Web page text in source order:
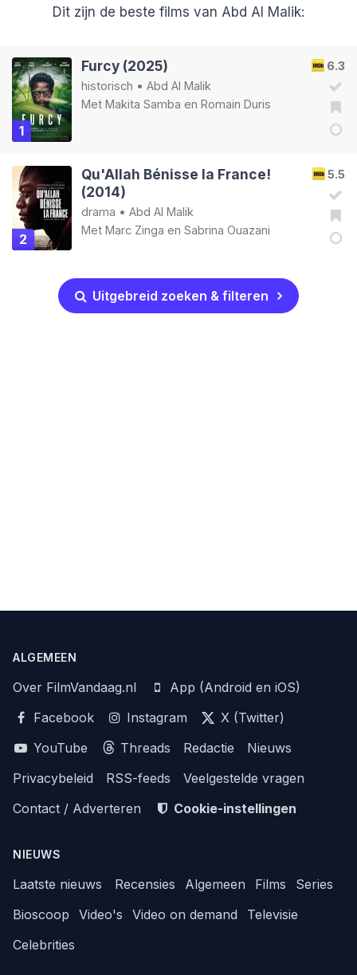
Dit zijn de beste films van Abd Al Malik:
1
6.3
Furcy (2025)
historisch • Abd Al Malik
Met Makita Samba en Romain Duris
2
5.5
Qu'Allah Bénisse la France!
(2014)
drama • Abd Al Malik
Met Marc Zinga en Sabrina Ouazani
Uitgebreid zoeken & filteren
ALGEMEEN
Over FilmVandaag.nl
App (Android en iOS)
Facebook
Instagram
X (Twitter)
YouTube
Threads Redactie
Nieuws
Privacybeleid
RSS-feeds
Veelgestelde vragen
Contact / Adverteren
Cookie-instellingen
NIEUWS
Laatste nieuws Recensies Algemeen Films
Series
Bioscoop
Video's Video on demand
Televisie
Celebrities